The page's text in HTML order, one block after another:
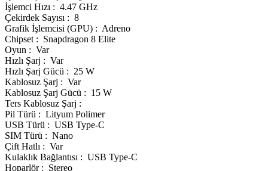
İşlemci Hızı : 4.47 GHz
Çekirdek Sayısı : 8
Grafik İşlemcisi (GPU) : Adreno
Chipset : Snapdragon 8 Elite
Oyun : Var
Hızlı Şarj : Var
Hızlı Şarj Gücü : 25 W
Kablosuz Şarj : Var
Kablosuz Şarj Gücü : 15 W
Ters Kablosuz Şarj :
Pil Türü : Lityum Polimer
USB Türü : USB Type-C
SIM Türü : Nano
Çift Hatlı : Var
Kulaklık Bağlantısı : USB Type-C
Hoparlör : Stereo